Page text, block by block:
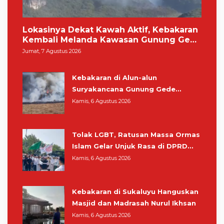
Lokasinya Dekat Kawah Aktif, Kebakaran
Kembali Melanda Kawasan Gunung Gede
Pangrango
Jumat, 7 Agustus 2026
Kebakaran di Alun-alun
Suryakancana Gunung Gede
Pangrango, Relawan dan Warga
Kamis, 6 Agustus 2026
Tolak LGBT, Ratusan Massa Ormas
Islam Gelar Unjuk Rasa di DPRD
Cianjur
Kamis, 6 Agustus 2026
Kebakaran di Sukaluyu Hanguskan
Masjid dan Madrasah Nurul Ikhsan
Kamis, 6 Agustus 2026